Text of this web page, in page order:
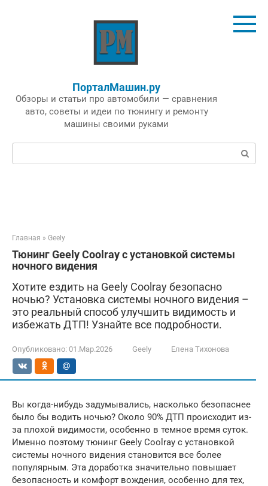
ПорталМашин.ру
Обзоры и статьи про автомобили — сравнения
авто, советы и идеи по тюнингу и ремонту
машины своими руками
Поиск:
Главная » Geely
Тюнинг Geely Coolray с установкой системы
ночного видения
Хотите ездить на Geely Coolray безопасно
ночью? Установка системы ночного видения –
это реальный способ улучшить видимость и
избежать ДТП! Узнайте все подробности.
Опубликовано: 01.Мар.2026 Geely Елена Тихонова
Вы когда-нибудь задумывались, насколько безопаснее
было бы водить ночью? Около 90% ДТП происходит из-
за плохой видимости, особенно в темное время суток.
Именно поэтому тюнинг Geely Coolray с установкой
системы ночного видения становится все более
популярным. Эта доработка значительно повышает
безопасность и комфорт вождения, особенно для тех,